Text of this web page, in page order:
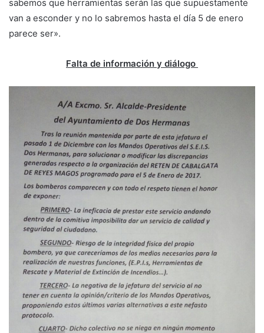
sabemos que herramientas serán las que supuestamente
van a esconder y no lo sabremos hasta el día 5 de enero
parece ser».
Falta de información y diálogo